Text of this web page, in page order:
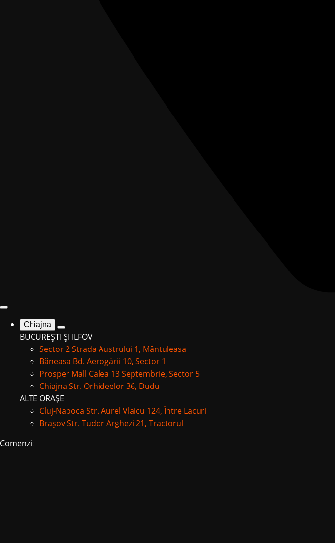
Chiajna
BUCUREȘTI ȘI ILFOV
Sector 2Strada Austrului 1, Mântuleasa
Băneasa Bd. Aerogării 10, Sector 1
Prosper Mall Calea 13 Septembrie, Sector 5
Chiajna Str. Orhideelor 36, Dudu
ALTE ORAȘE
Cluj-Napoca Str. Aurel Vlaicu 124, Între Lacuri
BrașovStr. Tudor Arghezi 21, Tractorul
Comenzi: